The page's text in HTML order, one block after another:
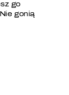
go
gonią